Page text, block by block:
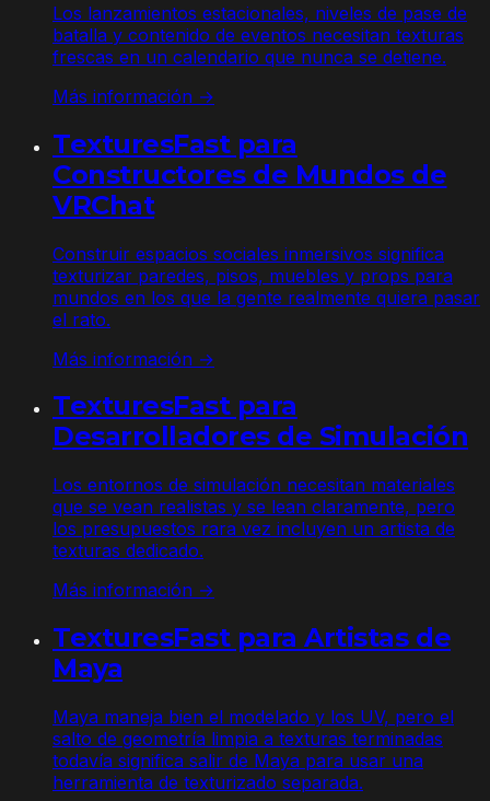
Los lanzamientos estacionales, niveles de pase de
batalla y contenido de eventos necesitan texturas
frescas en un calendario que nunca se detiene.
Más información →
TexturesFast para
Constructores de Mundos de
VRChat
Construir espacios sociales inmersivos significa
texturizar paredes, pisos, muebles y props para
mundos en los que la gente realmente quiera pasar
el rato.
Más información →
TexturesFast para
Desarrolladores de Simulación
Los entornos de simulación necesitan materiales
que se vean realistas y se lean claramente, pero
los presupuestos rara vez incluyen un artista de
texturas dedicado.
Más información →
TexturesFast para Artistas de
Maya
Maya maneja bien el modelado y los UV, pero el
salto de geometría limpia a texturas terminadas
todavía significa salir de Maya para usar una
herramienta de texturizado separada.